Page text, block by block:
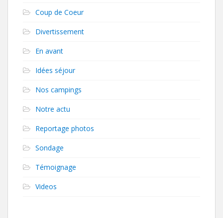
Coup de Coeur
Divertissement
En avant
Idées séjour
Nos campings
Notre actu
Reportage photos
Sondage
Témoignage
Videos